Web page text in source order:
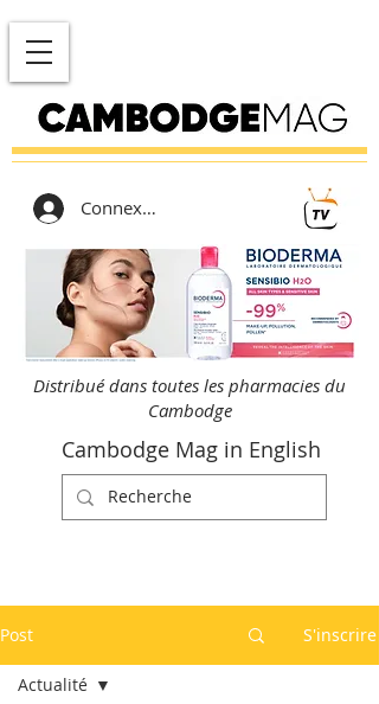
Connexion
Distribué dans toutes les pharmacies du
Cambodge
Cambodge Mag in English
Post S'inscrire
Actualité